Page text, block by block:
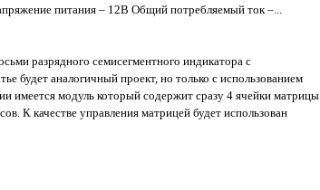
питания – 12В Общий потребляемый ток –...
разрядного семисегментного индикатора с
будет аналогичный проект, но только с использованием
имеется модуль который содержит сразу 4 ячейки матрицы
К качестве управления матрицей будет использован